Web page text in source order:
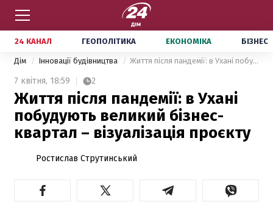
24 КАНАЛ ГЕОПОЛІТИКА ЕКОНОМІКА БІЗНЕС
Дім Інновації будівництва Життя після пандемії: в Ухані побудують великий бізнес-квартал – візуалізація проєкту
7 квітня, 18:59 2
Життя після пандемії: в Ухані
побудують великий бізнес-
квартал – візуалізація проєкту
Ростислав Струтинський